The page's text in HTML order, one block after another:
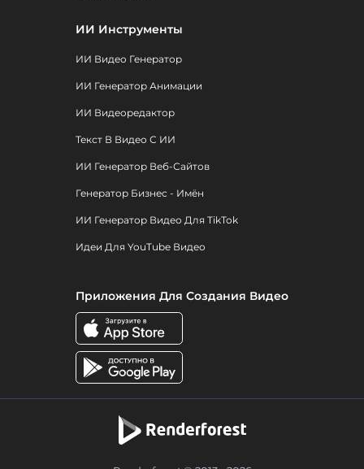
ИИ Инструменты
ИИ Видео Генератор
ИИ Генератор Анимации
ИИ Видеоредактор
Текст В Видео С ИИ
ИИ Генератор Веб-Сайтов
Генератор Бизнес - Имён
ИИ Генератор Видео Для TikTok
Идеи Для YouTube Видео
Приложения Для Создания Видео